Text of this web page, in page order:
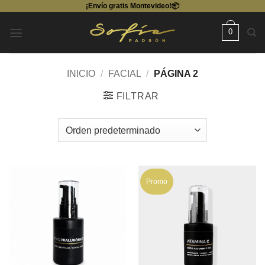
contenido
¡Envío gratis Montevideo!📦
0
INICIO / FACIAL / PÁGINA 2
FILTRAR
Promo